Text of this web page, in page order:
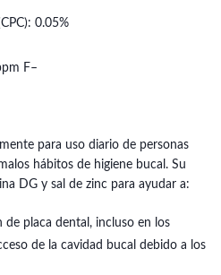
0.05%
F–
para uso diario de personas
hábitos de higiene bucal. Su
DG y sal de zinc para ayudar a:
placa dental, incluso en los
de la cavidad bucal debido a los